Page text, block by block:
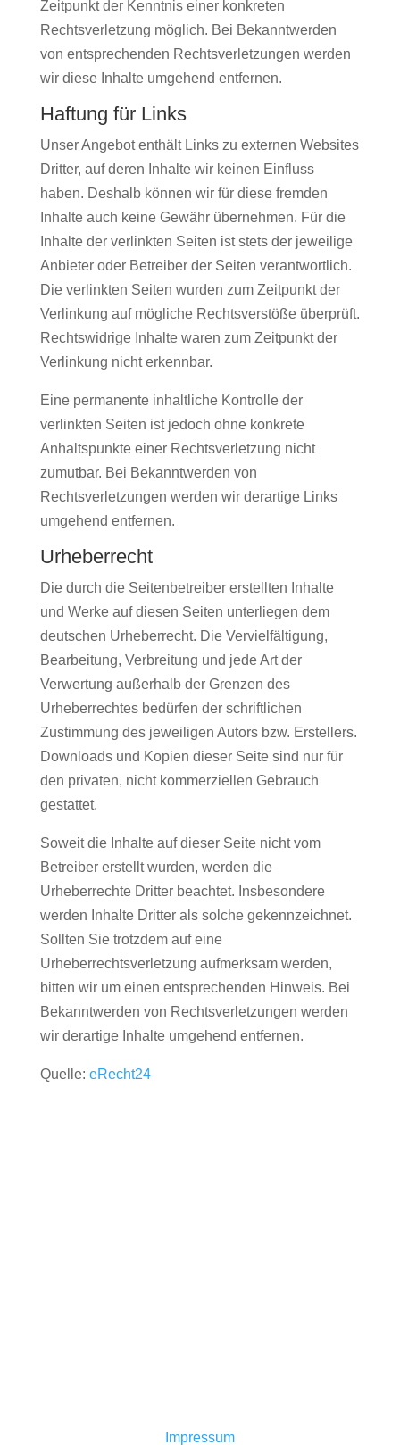
Zeitpunkt der Kenntnis einer konkreten
Rechtsverletzung möglich. Bei Bekanntwerden
von entsprechenden Rechtsverletzungen werden
wir diese Inhalte umgehend entfernen.
Haftung für Links
Unser Angebot enthält Links zu externen Websites
Dritter, auf deren Inhalte wir keinen Einfluss
haben. Deshalb können wir für diese fremden
Inhalte auch keine Gewähr übernehmen. Für die
Inhalte der verlinkten Seiten ist stets der jeweilige
Anbieter oder Betreiber der Seiten verantwortlich.
Die verlinkten Seiten wurden zum Zeitpunkt der
Verlinkung auf mögliche Rechtsverstöße überprüft.
Rechtswidrige Inhalte waren zum Zeitpunkt der
Verlinkung nicht erkennbar.
Eine permanente inhaltliche Kontrolle der
verlinkten Seiten ist jedoch ohne konkrete
Anhaltspunkte einer Rechtsverletzung nicht
zumutbar. Bei Bekanntwerden von
Rechtsverletzungen werden wir derartige Links
umgehend entfernen.
Urheberrecht
Die durch die Seitenbetreiber erstellten Inhalte
und Werke auf diesen Seiten unterliegen dem
deutschen Urheberrecht. Die Vervielfältigung,
Bearbeitung, Verbreitung und jede Art der
Verwertung außerhalb der Grenzen des
Urheberrechtes bedürfen der schriftlichen
Zustimmung des jeweiligen Autors bzw. Erstellers.
Downloads und Kopien dieser Seite sind nur für
den privaten, nicht kommerziellen Gebrauch
gestattet.
Soweit die Inhalte auf dieser Seite nicht vom
Betreiber erstellt wurden, werden die
Urheberrechte Dritter beachtet. Insbesondere
werden Inhalte Dritter als solche gekennzeichnet.
Sollten Sie trotzdem auf eine
Urheberrechtsverletzung aufmerksam werden,
bitten wir um einen entsprechenden Hinweis. Bei
Bekanntwerden von Rechtsverletzungen werden
wir derartige Inhalte umgehend entfernen.
Quelle: eRecht24
Impressum